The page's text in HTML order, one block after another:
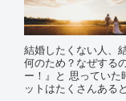
結婚したくない人、
何のため？なぜする
ー！』と 思っていた
ットはたくさんある